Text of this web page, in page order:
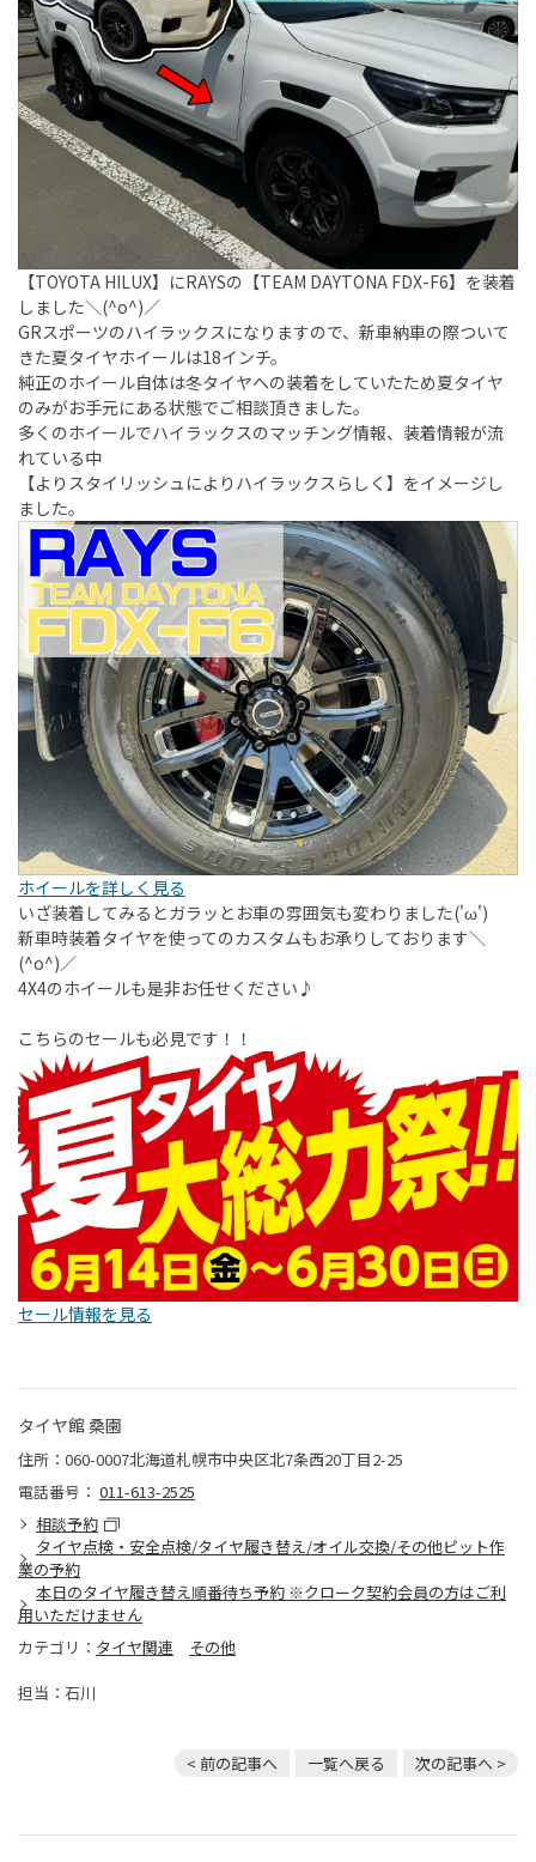
【TOYOTA HILUX】にRAYSの【TEAM DAYTONA FDX-F6】を装着
しました＼(^o^)／
GRスポーツのハイラックスになりますので、新車納車の際ついて
きた夏タイヤホイールは18インチ。
純正のホイール自体は冬タイヤへの装着をしていたため夏タイヤ
のみがお手元にある状態でご相談頂きました。
多くのホイールでハイラックスのマッチング情報、装着情報が流
れている中
【よりスタイリッシュによりハイラックスらしく】をイメージし
ました。
ホイールを詳しく見る
いざ装着してみるとガラッとお車の雰囲気も変わりました('ω')
新車時装着タイヤを使ってのカスタムもお承りしております＼
(^o^)／
4X4のホイールも是非お任せください♪
こちらのセールも必見です！！
セール情報を見る
タイヤ館 桑園
住所：060-0007北海道札幌市中央区北7条西20丁目2-25
電話番号： 011-613-2525
相談予約
タイヤ点検・安全点検/タイヤ履き替え/オイル交換/その他ピット作
業の予約
本日のタイヤ履き替え順番待ち予約 ※クローク契約会員の方はご利
用いただけません
カテゴリ： タイヤ関連
その他
担当：石川
< 前の記事へ 一覧へ戻る 次の記事へ >